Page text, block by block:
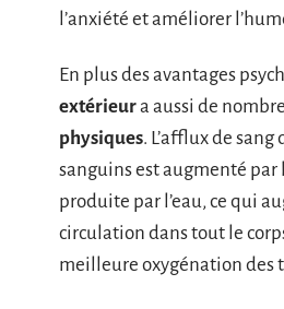
l’anxiété et améliorer
En plus des avantages
extérieura aussi de
physiques. L’afflux de sang
sanguins est augmenté par
produite par l’eau, ce qui
circulation dans tout le
meilleure oxygénation des